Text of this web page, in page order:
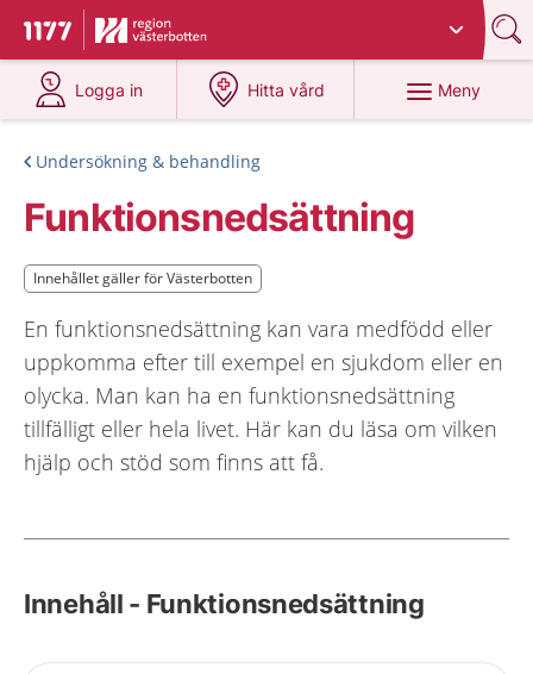
Till startsidan för 1177
Du har valt region
Logga in
på 1177.se
Hitta vård
på 1177.se
Meny
Undersökning & behandling
Funktionsnedsättning
Innehållet gäller för Västerbotten
Innehållet gäller för Västerbotten
En funktionsnedsättning kan vara medfödd eller
uppkomma efter till exempel en sjukdom eller en
olycka. Man kan ha en funktionsnedsättning
tillfälligt eller hela livet. Här kan du läsa om vilken
hjälp och stöd som finns att få.
Innehåll - Funktionsnedsättning